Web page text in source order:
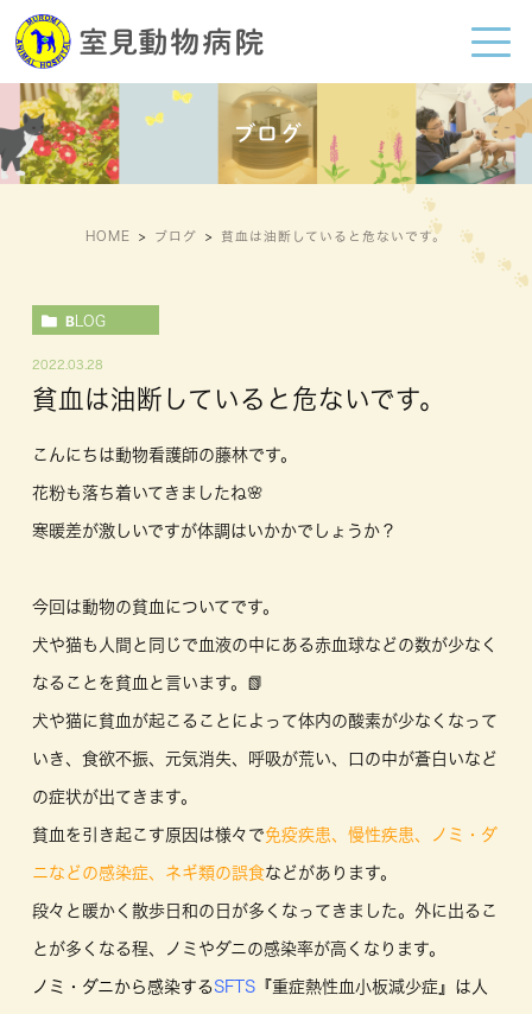
ブログ
HOME ブログ 貧血は油断していると危ないです。
BLOG
2022.03.28
貧血は油断していると危ないです。
こんにちは動物看護師の藤林です。
花粉も落ち着いてきましたね🌸
寒暖差が激しいですが体調はいかかでしょうか？
今回は動物の貧血についてです。
犬や猫も人間と同じで血液の中にある赤血球などの数が少なく
なることを貧血と言います。📗
犬や猫に貧血が起こることによって体内の酸素が少なくなって
いき、食欲不振、元気消失、呼吸が荒い、口の中が蒼白いなど
の症状が出てきます。
貧血を引き起こす原因は様々で免疫疾患、慢性疾患、ノミ・ダ
ニなどの感染症、ネギ類の誤食などがあります。
段々と暖かく散歩日和の日が多くなってきました。外に出るこ
とが多くなる程、ノミやダニの感染率が高くなります。
ノミ・ダニから感染する SFTS『重症熱性血小板減少症』 は人